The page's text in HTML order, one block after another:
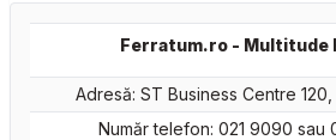
Ferratum.ro - Multitude
Adresă: ST Business Centre 120,
Număr telefon: 021 9090 sau